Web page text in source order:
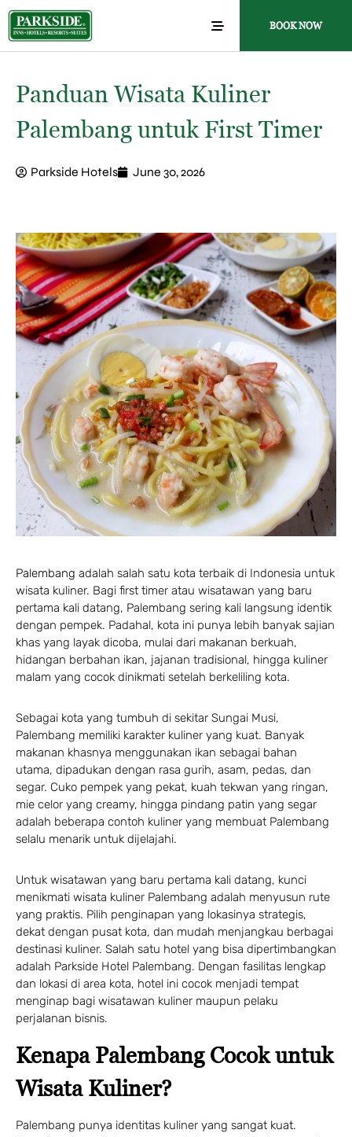
BOOK NOW
Panduan Wisata Kuliner
Palembang untuk First Timer
Parkside Hotels June 30, 2026
Palembang adalah salah satu kota terbaik di Indonesia untuk
wisata kuliner. Bagi first timer atau wisatawan yang baru
pertama kali datang, Palembang sering kali langsung identik
dengan pempek. Padahal, kota ini punya lebih banyak sajian
khas yang layak dicoba, mulai dari makanan berkuah,
hidangan berbahan ikan, jajanan tradisional, hingga kuliner
malam yang cocok dinikmati setelah berkeliling kota.
Sebagai kota yang tumbuh di sekitar Sungai Musi,
Palembang memiliki karakter kuliner yang kuat. Banyak
makanan khasnya menggunakan ikan sebagai bahan
utama, dipadukan dengan rasa gurih, asam, pedas, dan
segar. Cuko pempek yang pekat, kuah tekwan yang ringan,
mie celor yang creamy, hingga pindang patin yang segar
adalah beberapa contoh kuliner yang membuat Palembang
selalu menarik untuk dijelajahi.
Untuk wisatawan yang baru pertama kali datang, kunci
menikmati wisata kuliner Palembang adalah menyusun rute
yang praktis. Pilih penginapan yang lokasinya strategis,
dekat dengan pusat kota, dan mudah menjangkau berbagai
destinasi kuliner. Salah satu hotel yang bisa dipertimbangkan
adalah Parkside Hotel Palembang. Dengan fasilitas lengkap
dan lokasi di area kota, hotel ini cocok menjadi tempat
menginap bagi wisatawan kuliner maupun pelaku
perjalanan bisnis.
Kenapa Palembang Cocok untuk
Wisata Kuliner?
Palembang punya identitas kuliner yang sangat kuat.